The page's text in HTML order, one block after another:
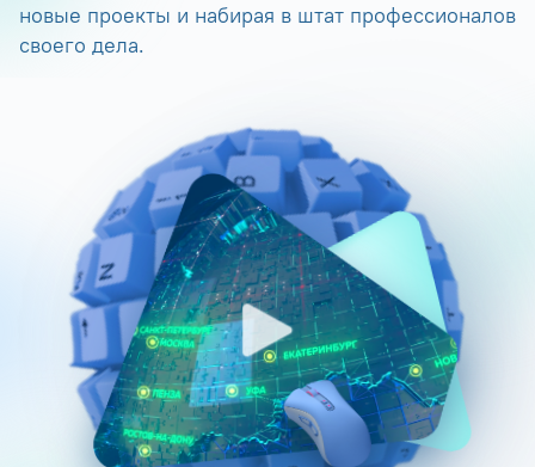
новые проекты и набирая в штат профессионалов
своего дела.